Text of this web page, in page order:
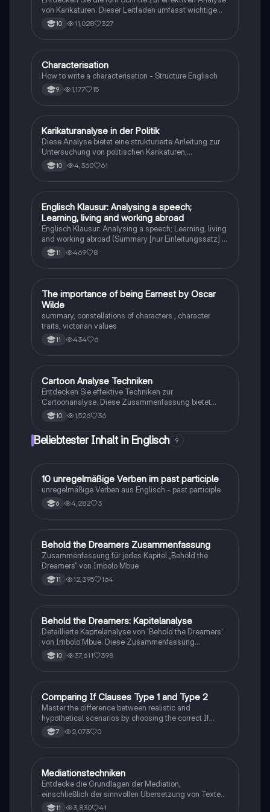
von Karikaturen. Dieser Leitfaden umfasst wichtige
Techniken wie Labels, Symbolismus und Ironie sowie
hilfreiche Phrasen für die Einleitung, Beschreibung und
10 11,028 327
Englisch
Characterisation
How to write a characterisation - Structure Englisch
9 1,177 15
Englisch
Karikaturanalyse in der Politik
Diese Analyse bietet eine strukturierte Anleitung zur
Untersuchung von politischen Karikaturen,
einschließlich nützlicher Phrasen und thematischer
Schwerpunkte wie Rassengleichheit, Waffenkontrolle
Wirkung der Karikatur bewertet. Ideal für Studierende
der Politikwissenschaft und Kunst.
10 4,360 61
Englisch
Englisch Klausur: Analysing a speech;
Learning, living and working abroad
Englisch Klausur: Analysing a speech; Learning, living
and working abroad (Summary [nur Einleitungssatz] ,
Analysis [stylistic devices, tone, Arguments] ,
Comment)
11 469 8
Englisch
The importance of being Earnest by Oscar
Wilde
summary, constellations of characters , character
traits, victorian values
11 434 6
Englisch
Cartoon Analyse Techniken
Entdecken Sie effektive Techniken zur
Cartoonanalyse. Diese Zusammenfassung bietet
nützliche Sätze und Struktur für die Einführung,
Beschreibung und Analyse von Cartoons. Ideal für
Studierende, die ihre Fähigkeiten in der kritischen
Bewertung von visuellen Medien verbessern möchten.
10 1,526 36
Beliebtester Inhalt in Englisch 9
1 Englisch
10 unregelmäßige Verben im past participle
unregelmäßige Verben aus Englisch - past participle
6 4,282 3
Englisch
Behold the Dreamers Zusammenfassung
Zusammenfassung für jedes Kapitel „Behold the
Dreamers“ von Imbolo Mbue
11 12,395 164
Englisch
Behold the Dreamers: Kapitelanalyse
Detaillierte Kapitelanalyse von 'Behold the Dreamers'
von Imbolo Mbue. Diese Zusammenfassung
behandelt zentrale Themen wie den nigerianischen
Traum, gesellschaftliche Kontexte und die
Romans auseinandersetzen möchten.
10 37,611 398
CEnglisch
Comparing If Clauses Type 1 and Type 2
Master the difference between realistic and
hypothetical scenarios by choosing the correct If
Clause type.
7 2,073 0
Englisch
Mediationstechniken
Entdecke die Grundlagen der Mediation,
einschließlich der sinnvollen Übersetzung von Texten
in verschiedene Formate wie E-Mails und
11 3,830 41